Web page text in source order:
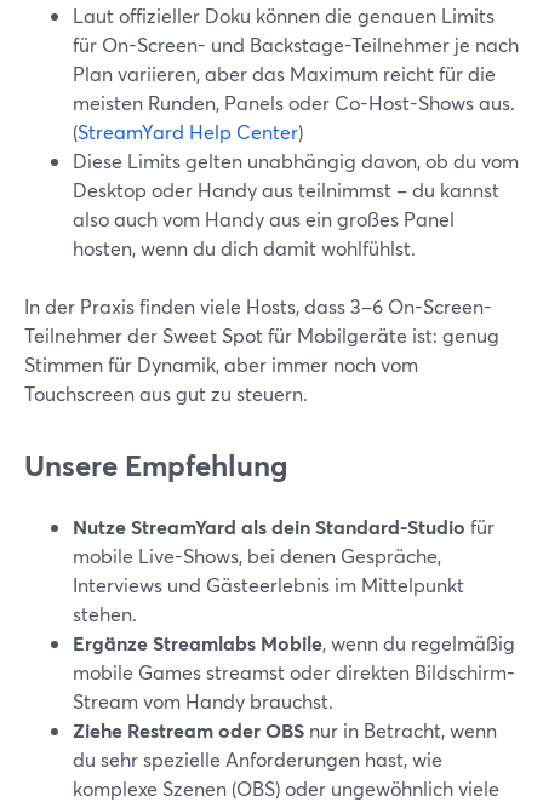
Laut offizieller Doku können die genauen Limits
für On-Screen- und Backstage-Teilnehmer je nach
Plan variieren, aber das Maximum reicht für die
meisten Runden, Panels oder Co-Host-Shows aus.
(StreamYard Help Center)
Diese Limits gelten unabhängig davon, ob du vom
Desktop oder Handy aus teilnimmst – du kannst
also auch vom Handy aus ein großes Panel
hosten, wenn du dich damit wohlfühlst.
In der Praxis finden viele Hosts, dass 3–6 On-Screen-
Teilnehmer der Sweet Spot für Mobilgeräte ist: genug
Stimmen für Dynamik, aber immer noch vom
Touchscreen aus gut zu steuern.
Unsere Empfehlung
Nutze StreamYard als dein Standard-Studio für
mobile Live-Shows, bei denen Gespräche,
Interviews und Gästeerlebnis im Mittelpunkt
stehen.
Ergänze Streamlabs Mobile, wenn du regelmäßig
mobile Games streamst oder direkten Bildschirm-
Stream vom Handy brauchst.
Ziehe Restream oder OBS nur in Betracht, wenn
du sehr spezielle Anforderungen hast, wie
komplexe Szenen (OBS) oder ungewöhnlich viele